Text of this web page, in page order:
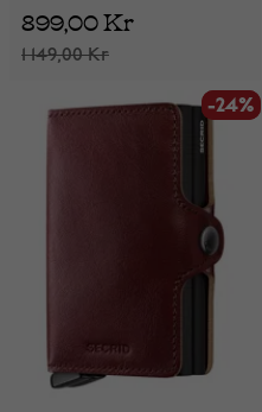
1 149,00 Kr
899,00 Kr
-24%
-24%